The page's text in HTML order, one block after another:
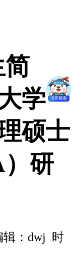
简
学
硕士
研
辑：dwj 时